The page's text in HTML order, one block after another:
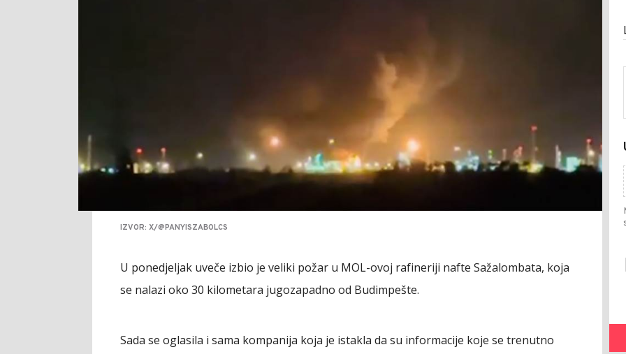
IZVOR: X/@PANYISZABOLCS
U ponedjeljak uveče izbio je veliki požar u MOL-ovoj rafineriji nafte Sažalombata, koja
se nalazi oko 30 kilometara jugozapadno od Budimpešte.
Sada se oglasila i sama kompanija koja je istakla da su informacije koje se trenutno